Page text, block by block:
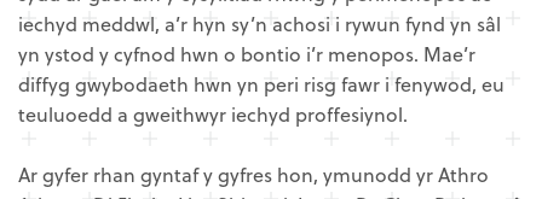
iechyd meddwl, a’r hyn sy’n achosi i rywun fynd yn sâl
yn ystod y cyfnod hwn o bontio i’r menopos. Mae’r
diffyg gwybodaeth hwn yn peri risg fawr i fenywod, eu
teuluoedd a gweithwyr iechyd proffesiynol.
Ar gyfer rhan gyntaf y gyfres hon, ymunodd yr Athro